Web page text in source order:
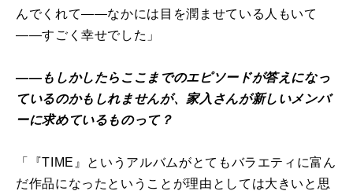
んでくれて――なかには目を潤ませている人もいて
――すごく幸せでした」
――もしかしたらここまでのエピソードが答えになっ
ているのかもしれませんが、家入さんが新しいメンバ
ーに求めているものって？
「『TIME』というアルバムがとてもバラエティに富ん
だ作品になったということが理由としては大きいと思